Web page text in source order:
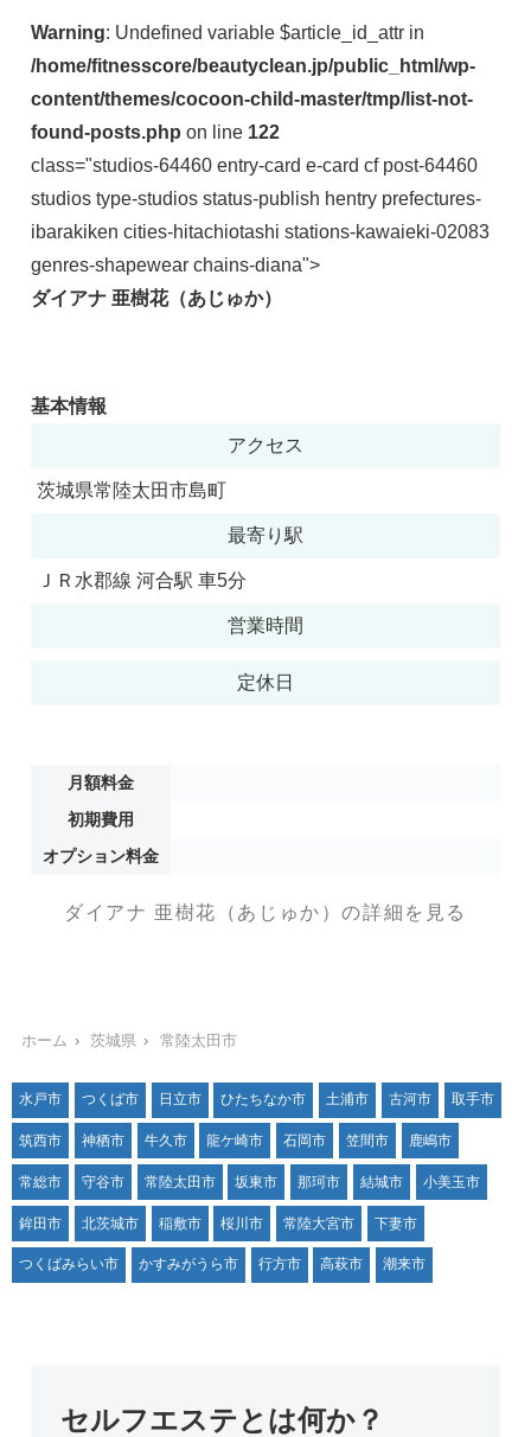
Warning: Undefined variable $article_id_attr in
/home/fitnesscore/beautyclean.jp/public_html/wp-
content/themes/cocoon-child-master/tmp/list-not-
found-posts.php on line 122
class="studios-64460 entry-card e-card cf post-64460
studios type-studios status-publish hentry prefectures-
ibarakiken cities-hitachiotashi stations-kawaieki-02083
genres-shapewear chains-diana">
ダイアナ 亜樹花（あじゅか）
基本情報
アクセス
茨城県常陸太田市島町
最寄り駅
ＪＲ水郡線 河合駅 車5分
営業時間
定休日
月額料金
初期費用
オプション料金
ダイアナ 亜樹花（あじゅか）の詳細を見る
ホーム 茨城県 常陸太田市
水戸市 つくば市 日立市 ひたちなか市 土浦市 古河市 取手市
筑西市 神栖市 牛久市 龍ケ崎市 石岡市 笠間市 鹿嶋市
常総市 守谷市 常陸太田市 坂東市 那珂市 結城市 小美玉市
鉾田市 北茨城市 稲敷市 桜川市 常陸大宮市 下妻市
つくばみらい市 かすみがうら市 行方市 高萩市 潮来市
セルフエステとは何か？